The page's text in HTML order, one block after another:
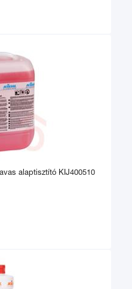
alaptisztító KIJ400510